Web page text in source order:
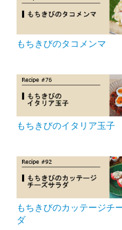
もちきびのタコメンマ
もちきびのイタリア玉子
もちきびのカッテージチ
ダ